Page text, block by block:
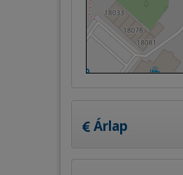
Árlap